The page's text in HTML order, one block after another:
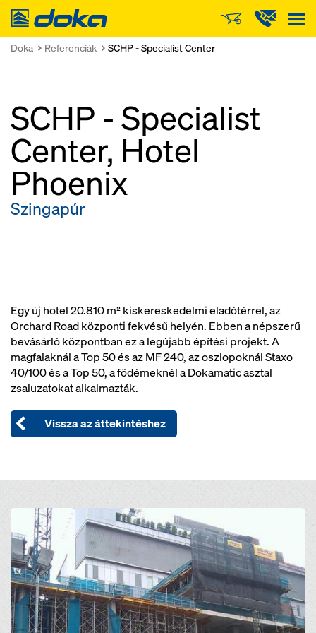
Doka
Doka Referenciák SCHP - Specialist Center
SCHP - Specialist
Center, Hotel
Phoenix
Szingapúr
Egy új hotel 20.810 m² kiskereskedelmi eladótérrel, az
Orchard Road központi fekvésű helyén. Ebben a népszerű
bevásárló központban ez a legújabb építési projekt. A
magfalaknál a Top 50 és az MF 240, az oszlopoknál Staxo
40/100 és a Top 50, a födémeknél a Dokamatic asztal
zsaluzatokat alkalmazták.
Vissza az áttekintéshez